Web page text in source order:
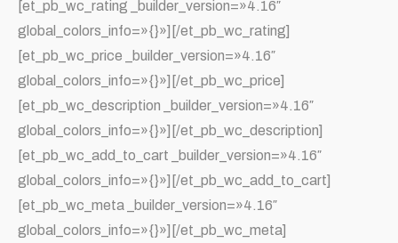
[et_pb_wc_rating _builder_version=»4.16″
global_colors_info=»{}»][/et_pb_wc_rating]
[et_pb_wc_price _builder_version=»4.16″
global_colors_info=»{}»][/et_pb_wc_price]
[et_pb_wc_description _builder_version=»4.16″
global_colors_info=»{}»][/et_pb_wc_description]
[et_pb_wc_add_to_cart _builder_version=»4.16″
global_colors_info=»{}»][/et_pb_wc_add_to_cart]
[et_pb_wc_meta _builder_version=»4.16″
global_colors_info=»{}»][/et_pb_wc_meta]